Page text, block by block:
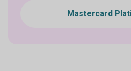
Mastercard